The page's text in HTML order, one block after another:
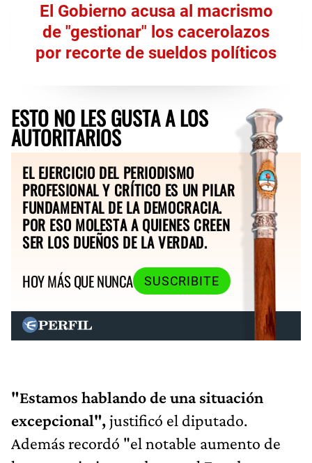
El Gobierno acusa al macrismo
de "gestionar" los cacerolazos
por recorte de sueldos políticos
ESTO NO LES GUSTA A LOS
AUTORITARIOS
EL EJERCICIO DEL PERIODISMO
PROFESIONAL Y CRÍTICO ES UN PILAR
FUNDAMENTAL DE LA DEMOCRACIA.
POR ESO MOLESTA A QUIENES CREEN
SER LOS DUEÑOS DE LA VERDAD.
HOY MÁS QUE NUNCA
SUSCRIBITE
"Estamos hablando de una situación
excepcional",justificó el diputado.
Además recordó "el notable aumento de